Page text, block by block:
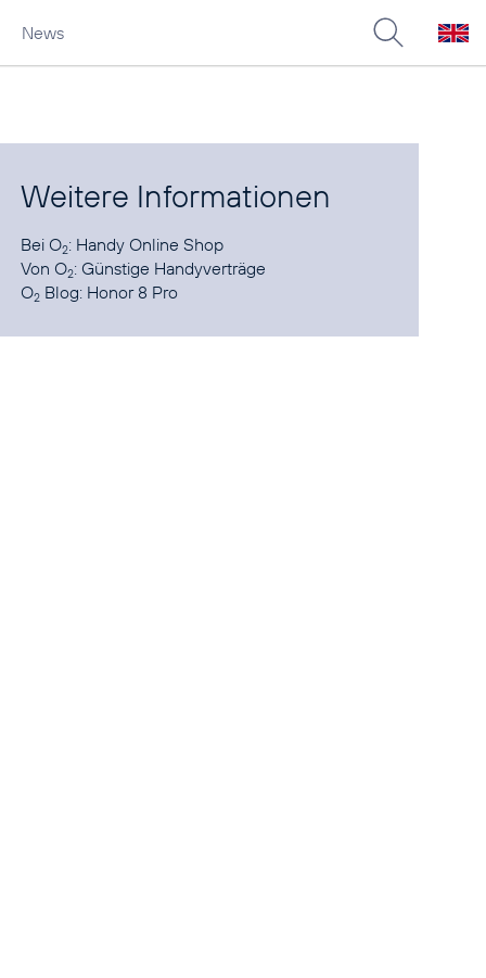
News
Weitere Informationen
Bei O2: Handy Online Shop
Von O2:Günstige Handyverträge
O2 Blog: Honor 8 Pro